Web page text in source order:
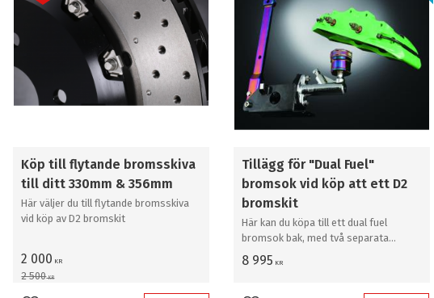
Köp till flytande bromsskiva
till ditt 330mm & 356mm
Här väljer du till flytande bromsskiva
vid köp av D2 bromskit
2 000 KR
2 500KR
Tillägg för "Dual Fuel"
bromsok vid köp att ett D2
bromskit
Här kan du köpa till ett dual fuel
bromsok bak, med två separata
hydraulik kretsar
8 995 KR